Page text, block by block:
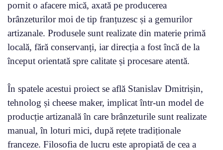
pornit o afacere mică, axată pe producerea
brânzeturilor moi de tip franțuzesc și a gemurilor
artizanale. Produsele sunt realizate din materie primă
locală, fără conservanți, iar direcția a fost încă de la
început orientată spre calitate și procesare atentă.
În spatele acestui proiect se află Stanislav Dmitrișin,
tehnolog și cheese maker, implicat într-un model de
producție artizanală în care brânzeturile sunt realizate
manual, în loturi mici, după rețete tradiționale
franceze. Filosofia de lucru este apropiată de cea a